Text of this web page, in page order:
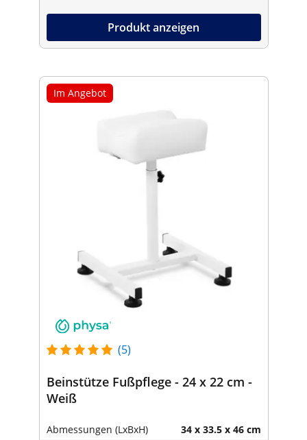
Produkt anzeigen
Im Angebot
(5)
Beinstütze Fußpflege - 24 x 22 cm -
Weiß
Abmessungen (LxBxH) 34 x 33.5 x 46 cm